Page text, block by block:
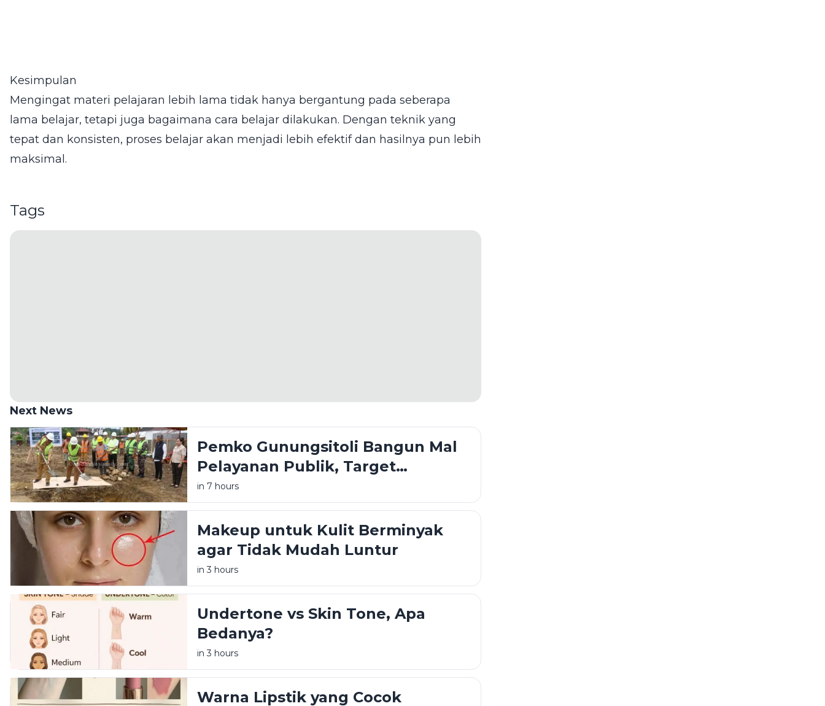
Kesimpulan
Mengingat materi pelajaran lebih lama tidak hanya bergantung pada seberapa
lama belajar, tetapi juga bagaimana cara belajar dilakukan. Dengan teknik yang
tepat dan konsisten, proses belajar akan menjadi lebih efektif dan hasilnya pun lebih
maksimal.
Tags
Next News
Pemko Gunungsitoli Bangun Mal
Pelayanan Publik, Target
Beroperasi 2028
in 7 hours
Makeup untuk Kulit Berminyak
agar Tidak Mudah Luntur
in 3 hours
Undertone vs Skin Tone, Apa
Bedanya?
in 3 hours
Warna Lipstik yang Cocok